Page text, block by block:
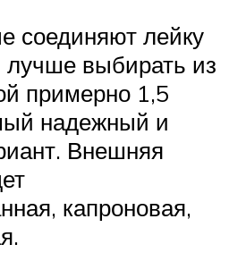
соединяют лейку
лучше выбирать из
примерно 1,5
надежный и
Внешняя
капроновая,